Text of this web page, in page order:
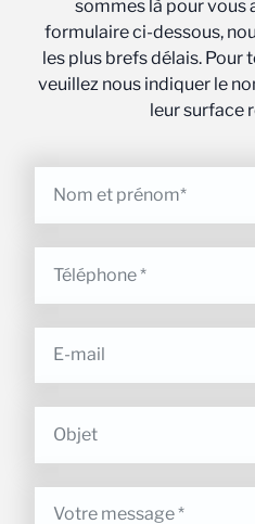
sommes là pour vous
formulaire ci-dessous,
les plus brefs délais. Pour
veuillez nous indiquer le
leur surface